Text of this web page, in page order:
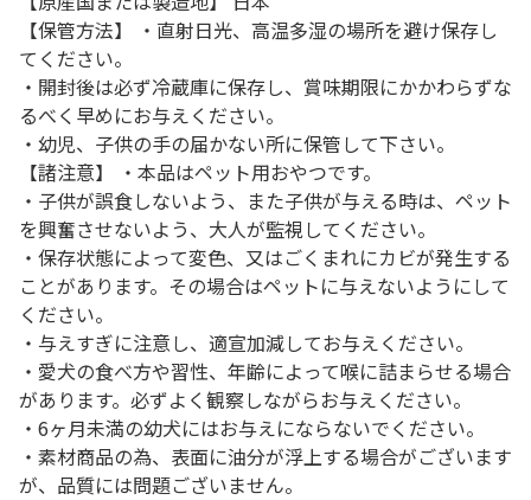
【保管方法】 ・直射日光、高温多湿の場所を避け保存し
てください。
・開封後は必ず冷蔵庫に保存し、賞味期限にかかわらずな
るべく早めにお与えください。
・幼児、子供の手の届かない所に保管して下さい。
【諸注意】 ・本品はペット用おやつです。
・子供が誤食しないよう、また子供が与える時は、ペット
を興奮させないよう、大人が監視してください。
・保存状態によって変色、又はごくまれにカビが発生する
ことがあります。その場合はペットに与えないようにして
ください。
・与えすぎに注意し、適宣加減してお与えください。
・愛犬の食べ方や習性、年齢によって喉に詰まらせる場合
があります。必ずよく観察しながらお与えください。
・6ヶ月未満の幼犬にはお与えにならないでください。
・素材商品の為、表面に油分が浮上する場合がございます
が、品質には問題ございません。